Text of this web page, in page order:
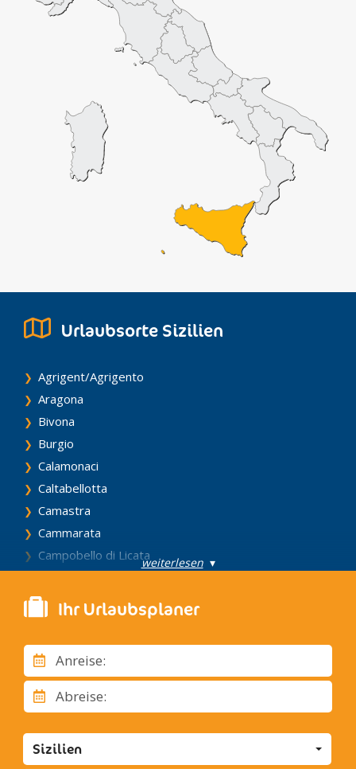
isodomen Blöcken in Antis (Stirnseite) und Adyton
(Allerheiligstes) erbaut ist.
Außerhalb der Stadtmauer wurde an dem Ort Rifriscolaro
das der Demeter geweihte Heiligtum entdeckt.
Nördlich der Stadt wurde eine Feuerstelle gefunden und
nicht weit davon entfernt ein Viertel mit Tongefäßen und
Vasen aus dem 5. und 4. Jh. v. Chr. Eine Skulptur mit Inschrift
in archaischem Griechisch, der "Krieger von Castiglione"
wurde 1999 in dem gleichnamigen Gebiet zwischen
Camarina und Ragusa gefunden.
Die bei den Ausgrabungen gemachten Funde sind im
Regionalmuseum für Archäologie von Camarina vor Ort
untergebracht: hier sind zahlreiche korinthische, ionische und
antike Keramikarbeiten, die ein Beweis für die Wichtigkeit
Camarinas sind, das ein bedeutendes Handelszentrum des
Urlaubsorte Sizilien
Agrigent/Agrigento
Aragona
Bivona
Burgio
Calamonaci
Caltabellotta
Camastra
Cammarata
Campobello di Licata
Casteltermini
Castrofilippo
Cattolica Eraclea
Cianciana
Comitini
Eraclea Minoa
Favara
Grotte
weiterlesen▾
Ihr Urlaubsplaner
Anreise:
Abreise:
Sizilien